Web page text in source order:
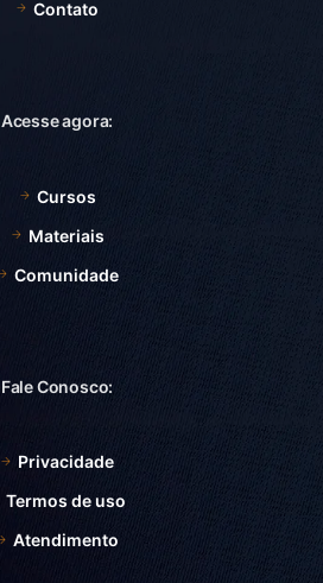
Contato
Acesse agora:
Cursos
Materiais
Comunidade
Fale Conosco:
Privacidade
Termos de uso
Atendimento